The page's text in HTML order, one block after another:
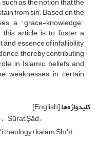
from sin. Based on the
a "grace-knowledge"
this article is to foster a
essence of infallibility,
thereby contributing
in Islamic beliefs and
weaknesses in certain
کلیدواژه‌ها[English]
Sūrat Şād
theology (kalām Shīʻī)